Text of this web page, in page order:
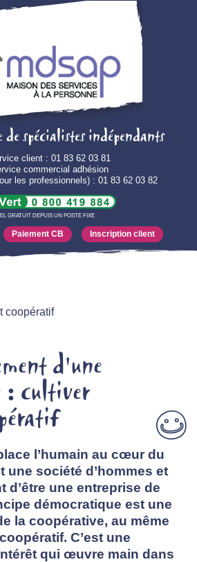
de spécialistes indépendants
client : 01 83 62 03 81
commercial adhésion
les professionnels) : 01 83 62 03 82
GRATUIT DEPUIS UN POSTE FIXE
Paiement CB Inscription client
coopératif
d'une
: cultiver
l’humain au cœur du
une société d’hommes et
d’être une entreprise de
démocratique est une
la coopérative, au même
C’est une
qui œuvre main dans